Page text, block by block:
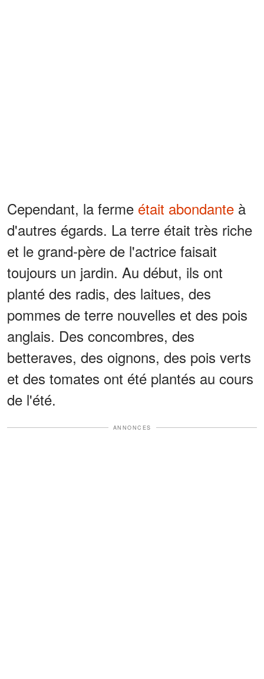
Cependant, la ferme était abondante à
d'autres égards. La terre était très riche
et le grand-père de l'actrice faisait
toujours un jardin. Au début, ils ont
planté des radis, des laitues, des
pommes de terre nouvelles et des pois
anglais. Des concombres, des
betteraves, des oignons, des pois verts
et des tomates ont été plantés au cours
de l'été.
ANNONCES